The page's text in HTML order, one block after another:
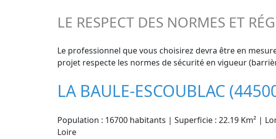
LE RESPECT DES NORMES ET
Le professionnel que vous choisirez devra être en
projet respecte les normes de sécurité en vigueur
LA BAULE-ESCOUBLAC
Population : 16700 habitants | Superficie : 22.19 Km² |
Loire